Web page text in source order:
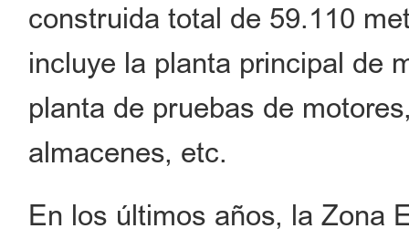
construida total de 59.110
incluye la planta principal de
planta de pruebas de
almacenes, etc.
En los últimos años, la Zona